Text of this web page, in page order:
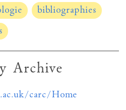
bibliographies
Archive
carc/Home